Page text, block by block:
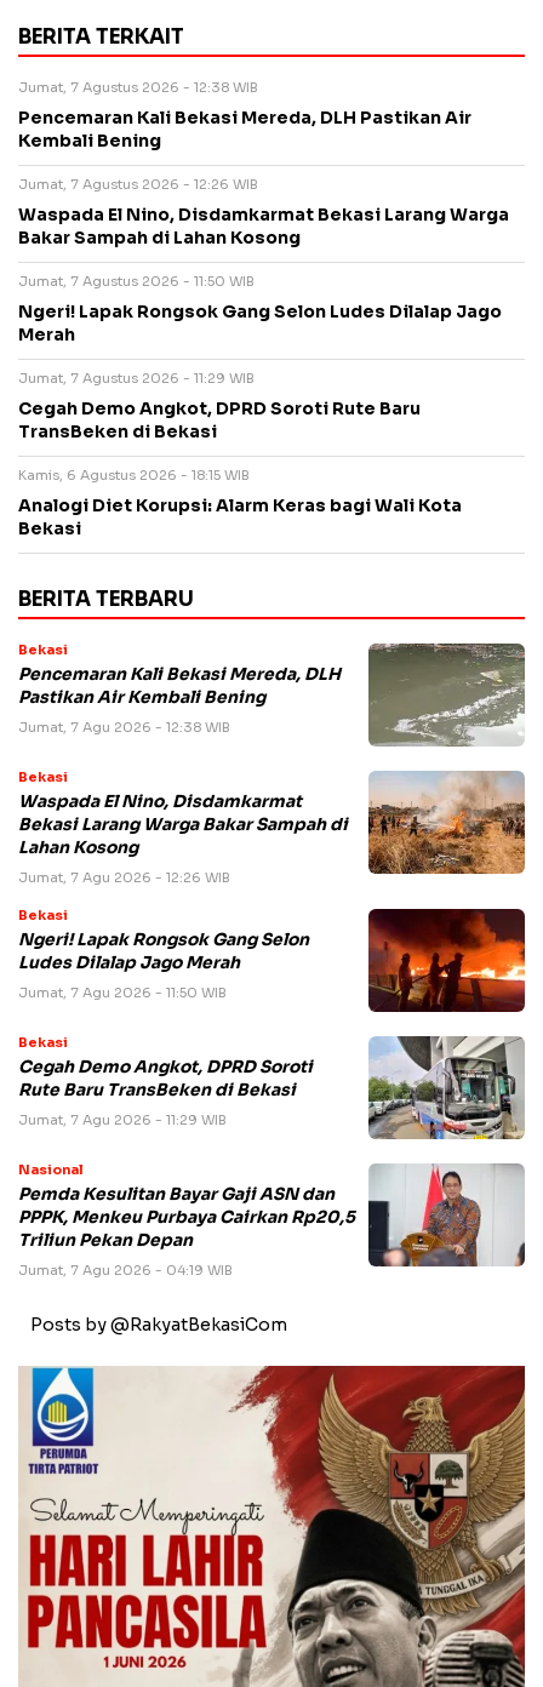
BERITA TERKAIT
Jumat, 7 Agustus 2026 - 12:38 WIB
Pencemaran Kali Bekasi Mereda, DLH Pastikan Air
Kembali Bening
Jumat, 7 Agustus 2026 - 12:26 WIB
Waspada El Nino, Disdamkarmat Bekasi Larang Warga
Bakar Sampah di Lahan Kosong
Jumat, 7 Agustus 2026 - 11:50 WIB
Ngeri! Lapak Rongsok Gang Selon Ludes Dilalap Jago
Merah
Jumat, 7 Agustus 2026 - 11:29 WIB
Cegah Demo Angkot, DPRD Soroti Rute Baru
TransBeken di Bekasi
Kamis, 6 Agustus 2026 - 18:15 WIB
Analogi Diet Korupsi: Alarm Keras bagi Wali Kota
Bekasi
BERITA TERBARU
Bekasi
Pencemaran Kali Bekasi Mereda, DLH
Pastikan Air Kembali Bening
Jumat, 7 Agu 2026 - 12:38 WIB
Bekasi
Waspada El Nino, Disdamkarmat
Bekasi Larang Warga Bakar Sampah di
Lahan Kosong
Jumat, 7 Agu 2026 - 12:26 WIB
Bekasi
Ngeri! Lapak Rongsok Gang Selon
Ludes Dilalap Jago Merah
Jumat, 7 Agu 2026 - 11:50 WIB
Bekasi
Cegah Demo Angkot, DPRD Soroti
Rute Baru TransBeken di Bekasi
Jumat, 7 Agu 2026 - 11:29 WIB
Nasional
Pemda Kesulitan Bayar Gaji ASN dan
PPPK, Menkeu Purbaya Cairkan Rp20,5
Triliun Pekan Depan
Jumat, 7 Agu 2026 - 04:19 WIB
Posts by @RakyatBekasiCom